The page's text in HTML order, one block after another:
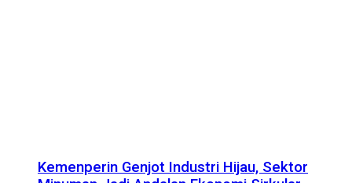
Kemenperin Genjot Industri Hijau, Sektor